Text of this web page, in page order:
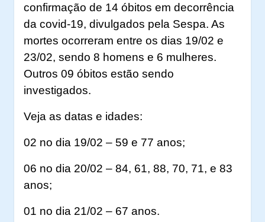
confirmação de 14 óbitos em decorrência
da covid-19, divulgados pela Sespa. As
mortes ocorreram entre os dias 19/02 e
23/02, sendo 8 homens e 6 mulheres.
Outros 09 óbitos estão sendo
investigados.
Veja as datas e idades:
02 no dia 19/02 – 59 e 77 anos;
06 no dia 20/02 – 84, 61, 88, 70, 71, e 83
anos;
01 no dia 21/02 – 67 anos.